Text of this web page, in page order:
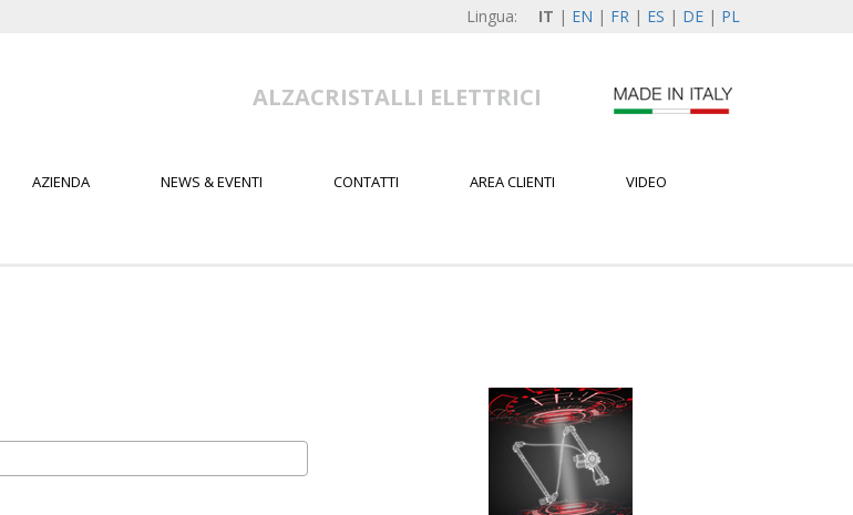
Lingua: IT | EN | FR | ES | DE | PL
ALZACRISTALLI ELETTRICI
AZIENDA NEWS & EVENTI CONTATTI AREA CLIENTI VIDEO